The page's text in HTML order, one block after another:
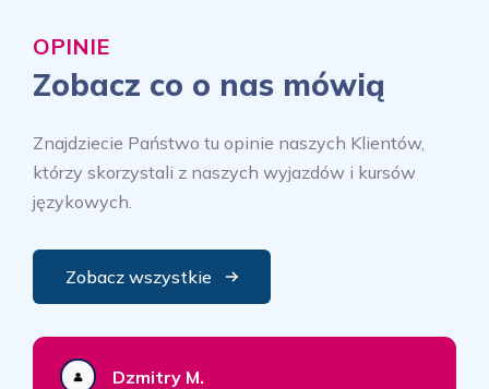
OPINIE
Zobacz co o nas mówią
Znajdziecie Państwo tu opinie naszych Klientów,
którzy skorzystali z naszych wyjazdów i kursów
językowych.
Zobacz wszystkie
Dzmitry M.